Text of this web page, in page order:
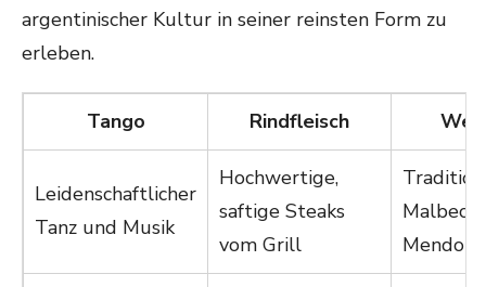
argentinischer Kultur in seiner reinsten Form zu
erleben.
Tango Rindfleisch
Leidenschaftlicher
Tanz und Musik
Hochwertige,
saftige Steaks
vom Grill
Malbec
Mendoza